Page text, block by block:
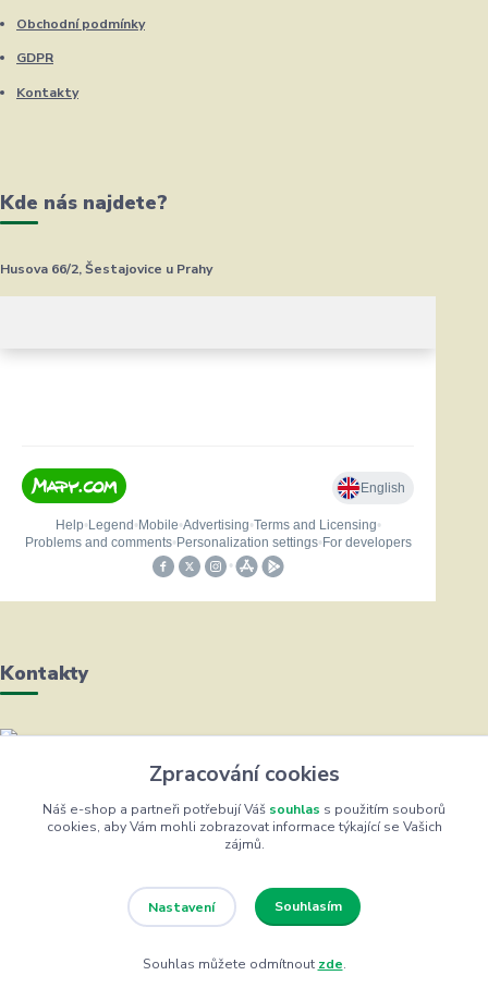
Obchodní podmínky
GDPR
Kontakty
Kde nás najdete?
Husova 66/2, Šestajovice u Prahy
Kontakty
Helena Bayerová
+420 604 711 491
(Po-Čt, 8-16 hod.)
Eshop ŽUFRIK.cz © Copyright 2012 - 2026
Zpracování cookies
Náš e-shop a partneři potřebují Váš souhlas s použitím souborů
cookies, aby Vám mohli zobrazovat informace týkající se Vašich
zájmů.
Nastavení Souhlasím
Souhlas můžete odmítnout zde.